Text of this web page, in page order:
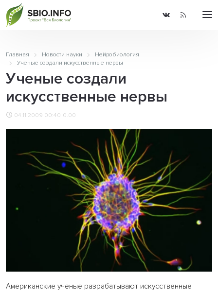
Главная Новости науки
Нейробиология
Ученые создали искусственные нервы
Ученые создали
искусственные нервы
04.11.2009 00:40 0.00
Американские ученые разрабатывают искусственные